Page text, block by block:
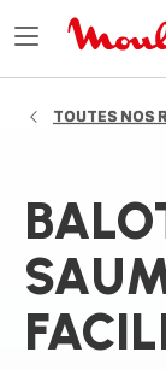
Ouvrir
TOUTES NOS